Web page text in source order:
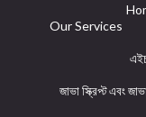
Our Services
জাভা স্ক্রিপ্ট এবং